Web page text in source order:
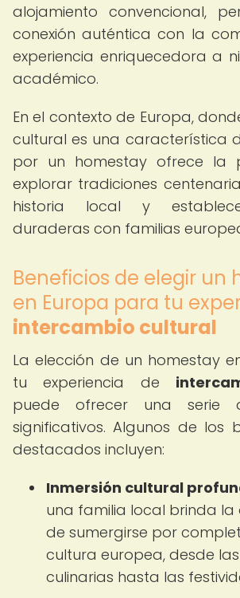
alojamiento convencional,
conexión auténtica con la
experiencia enriquecedora a
académico.
En el contexto de Europa,
cultural es una característica
por un homestay ofrece la
explorar tradiciones
historia local y
duraderas con familias
Beneficios de elegir un
en Europa para tu
intercambio cultural
La elección de un homestay
tu experiencia de
puede ofrecer una serie
significativos. Algunos de los
destacados incluyen:
Inmersión cultural
una familia local brinda
de sumergirse por
cultura europea, desde
culinarias hasta las